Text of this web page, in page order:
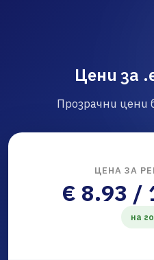
Цени за
Прозрачни цени
ЦЕНА ЗА
€ 8.93 /
на